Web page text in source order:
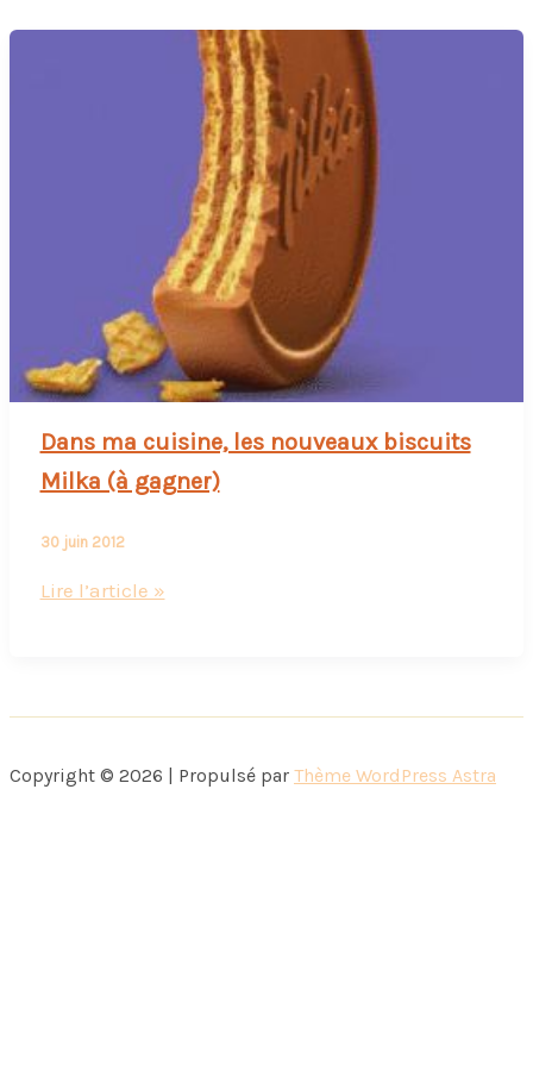
Dans ma cuisine, les nouveaux biscuits
Milka (à gagner)
30 juin 2012
Dans
nouveaux
Milka
Lire l’article »
Copyright © 2026 | Propulsé par Thème WordPress Astra